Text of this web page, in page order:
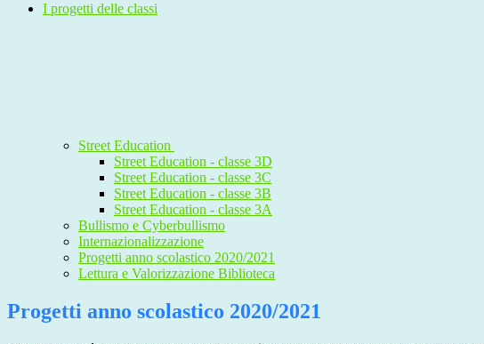
I progetti delle classi
Street Education
Street Education - classe 3D
Street Education - classe 3C
Street Education - classe 3B
Street Education - classe 3A
Bullismo e Cyberbullismo
Internazionalizzazione
Progetti anno scolastico 2020/2021
Lettura e Valorizzazione Biblioteca
Progetti anno scolastico 2020/2021